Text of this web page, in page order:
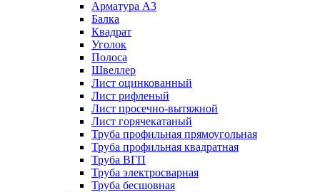
Арматура А3
Балка
Квадрат
Уголок
Полоса
Швеллер
Лист оцинкованный
Лист рифленый
Лист просечно-вытяжной
Лист горячекатаный
Труба профильная прямоугольная
Труба профильная квадратная
Труба ВГП
Труба электросварная
Труба бесшовная